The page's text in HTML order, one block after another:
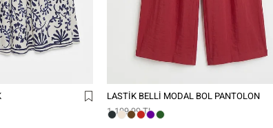
LASTIK BELLI MODAL BOL PANTOLON
1.199,99 TL